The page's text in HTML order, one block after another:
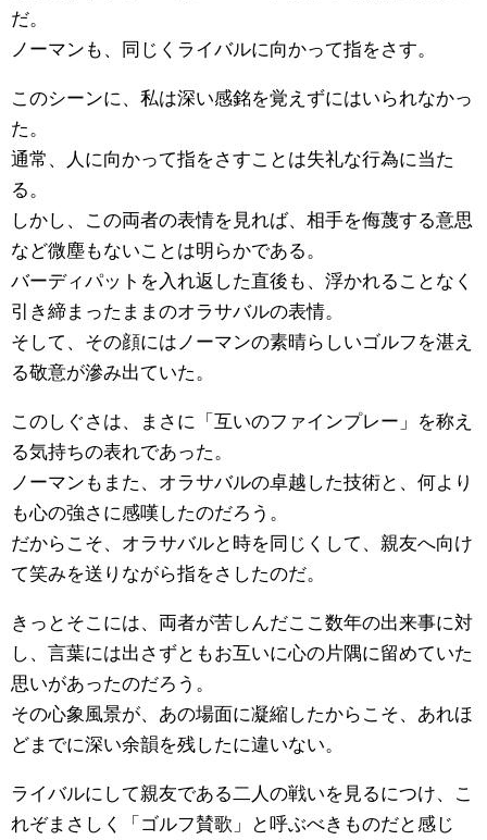
だ。
ノーマンも、同じくライバルに向かって指をさす。
このシーンに、私は深い感銘を覚えずにはいられなかっ
た。
通常、人に向かって指をさすことは失礼な行為に当た
る。
しかし、この両者の表情を見れば、相手を侮蔑する意思
など微塵もないことは明らかである。
バーディパットを入れ返した直後も、浮かれることなく
引き締まったままのオラサバルの表情。
そして、その顔にはノーマンの素晴らしいゴルフを湛え
る敬意が滲み出ていた。
このしぐさは、まさに「互いのファインプレー」を称え
る気持ちの表れであった。
ノーマンもまた、オラサバルの卓越した技術と、何より
も心の強さに感嘆したのだろう。
だからこそ、オラサバルと時を同じくして、親友へ向け
て笑みを送りながら指をさしたのだ。
きっとそこには、両者が苦しんだここ数年の出来事に対
し、言葉には出さずともお互いに心の片隅に留めていた
思いがあったのだろう。
その心象風景が、あの場面に凝縮したからこそ、あれほ
どまでに深い余韻を残したに違いない。
ライバルにして親友である二人の戦いを見るにつけ、こ
れぞまさしく「ゴルフ賛歌」と呼ぶべきものだと感じ